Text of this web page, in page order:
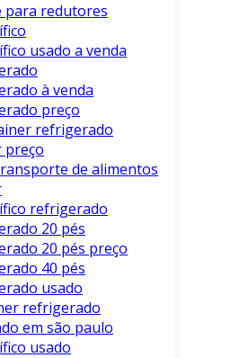
para redutores
usado a venda
à venda
preço
refrigerado
preço
de alimentos
refrigerado
20 pés
20 pés preço
40 pés
usado
refrigerado
em são paulo
usado